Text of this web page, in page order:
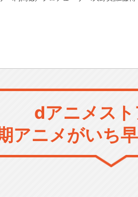
dアニメスト
アニメがいち